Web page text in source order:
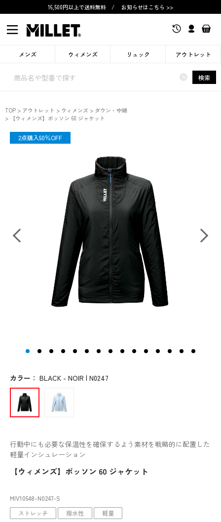
16,500円以上で送料無料 / お知らせはこちら >>
メンズ ウィメンズ リュック アウトレット
× 検索
TOP アウトレット ウィメンズ
ダウン・中綿
【ウィメンズ】ボッソン 60 ジャケット
行動中にも必要な保温性を確保するよう素材を戦略的に配置した
軽量インシュレーション
【ウィメンズ】ボッソン 60 ジャケット
MIV10548-N0247-S
OUTLET
ストレッチ 撥水性 軽量
2点購入50％OFF
カラー ： BLACK - NOIR | N0247